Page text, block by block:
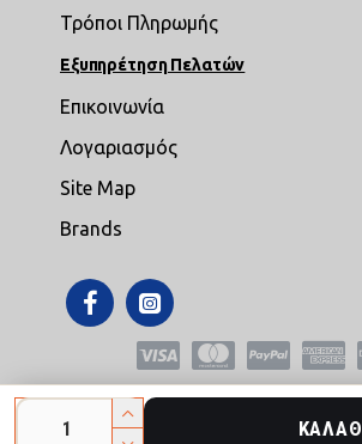
Τρόποι Πληρωμής
Εξυπηρέτηση Πελατών
Επικοινωνία
Λογαριασμός
Site Map
Brands
Copyright © 2021,mikroepipla.gr , All